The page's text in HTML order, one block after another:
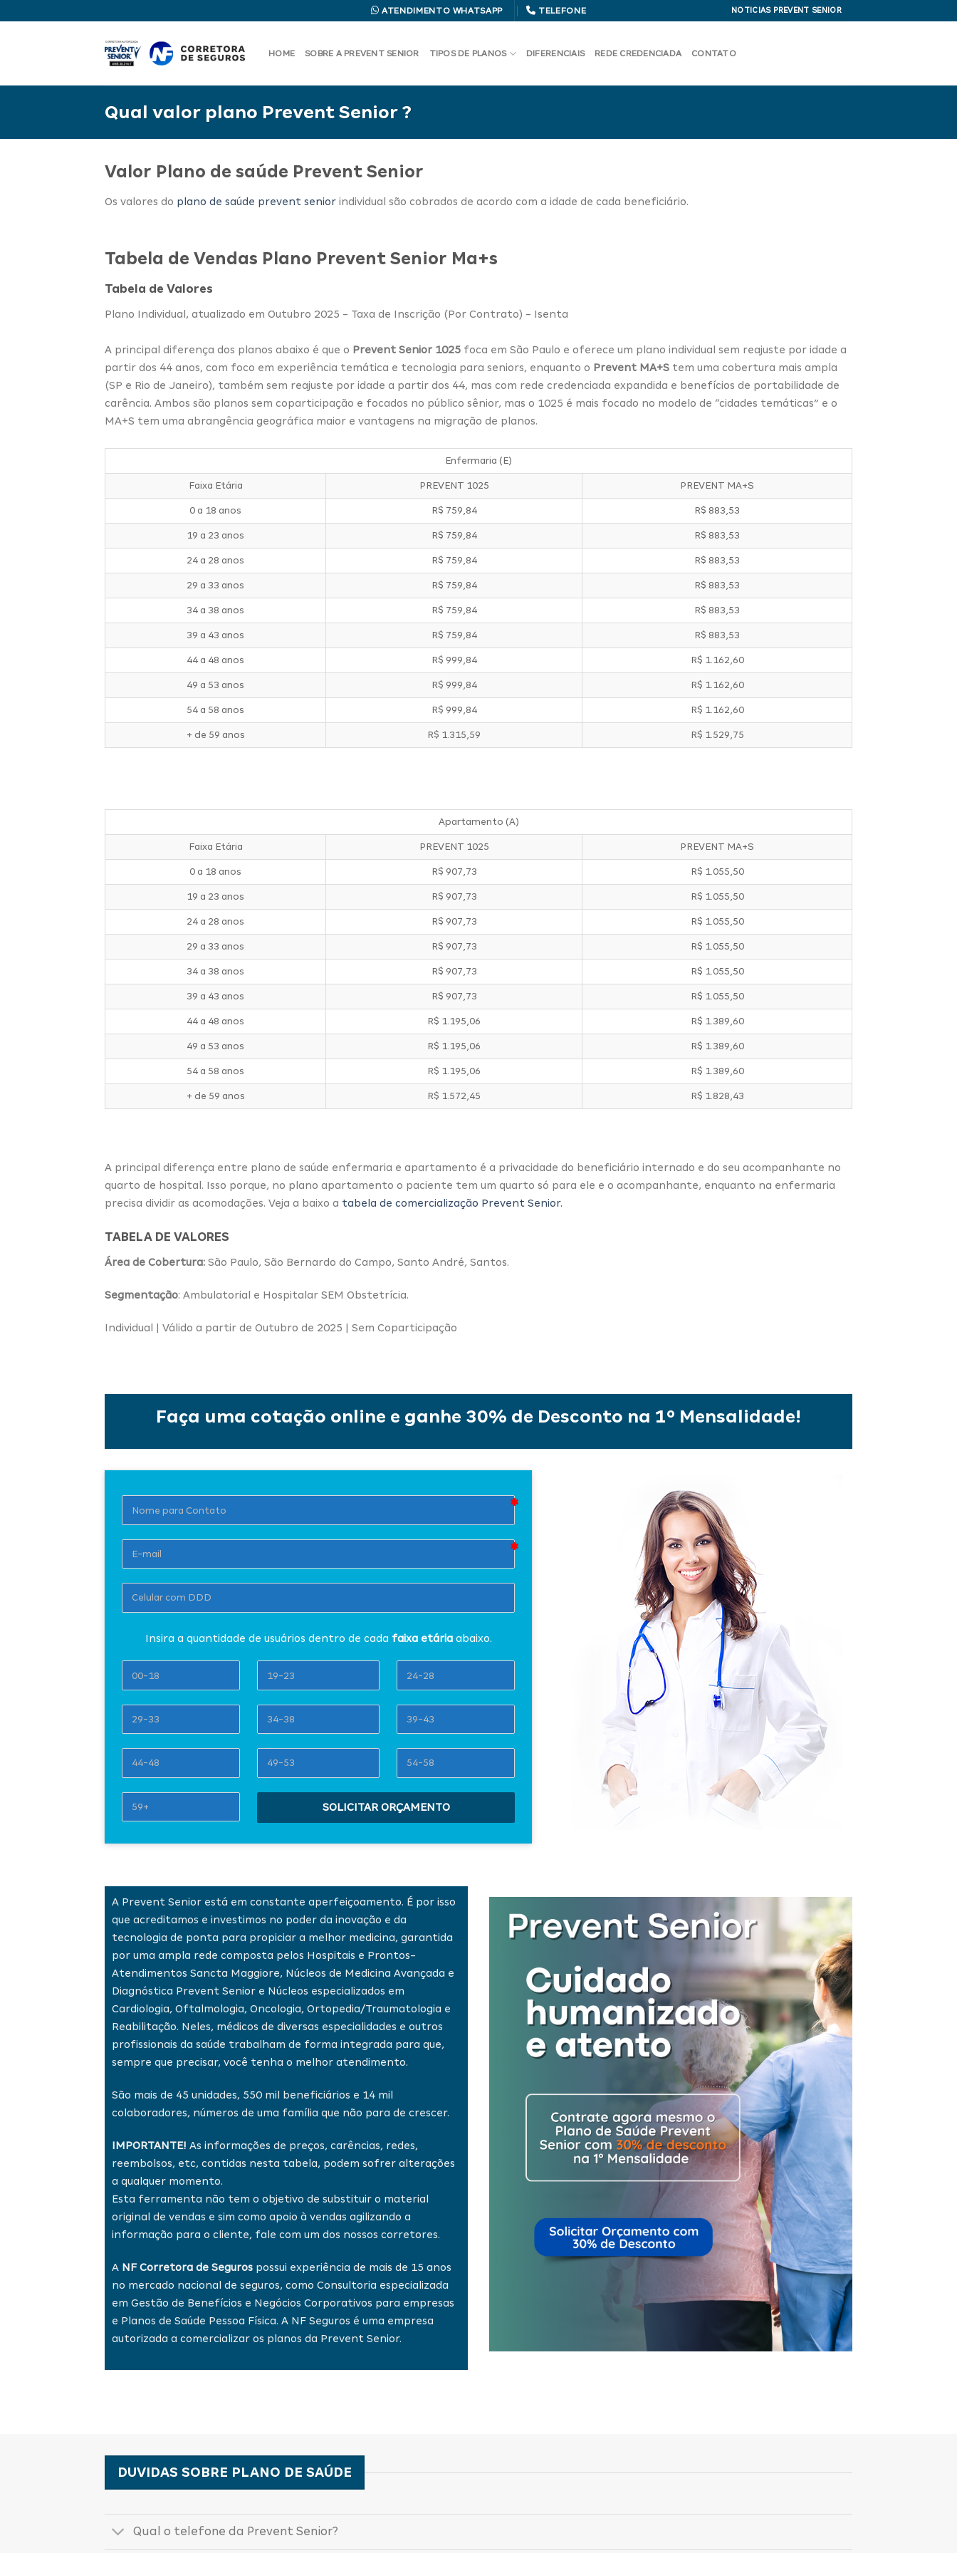
ATENDIMENTO WHATSAPP TELEFONE NOTICIAS PREVENT SENIOR
HOME SOBRE A PREVENT SENIOR TIPOS DE PLANOS DIFERENCIAIS REDE CREDENCIADA CONTATO
Qual valor plano Prevent Senior ?
Valor Plano de saúde Prevent Senior
Os valores do plano de saúde prevent senior individual são cobrados de acordo com a idade de cada beneficiário.
Tabela de Vendas Plano Prevent Senior Ma+s
Tabela de Valores
Plano Individual, atualizado em Outubro 2025 - Taxa de Inscrição (Por Contrato) - Isenta
A principal diferença dos planos abaixo é que o Prevent Senior 1025 foca em São Paulo e oferece um plano individual sem reajuste por idade a
partir dos 44 anos, com foco em experiência temática e tecnologia para seniors, enquanto o Prevent MA+S tem uma cobertura mais ampla
(SP e Rio de Janeiro), também sem reajuste por idade a partir dos 44, mas com rede credenciada expandida e benefícios de portabilidade de
carência. Ambos são planos sem coparticipação e focados no público sênior, mas o 1025 é mais focado no modelo de “cidades temáticas” e o
MA+S tem uma abrangência geográfica maior e vantagens na migração de planos.
Enfermaria (E)
Faixa Etária PREVENT 1025 PREVENT MA+S
0 a 18 anos R$ 759,84 R$ 883,53
19 a 23 anos R$ 759,84 R$ 883,53
24 a 28 anos R$ 759,84 R$ 883,53
29 a 33 anos R$ 759,84 R$ 883,53
34 a 38 anos R$ 759,84 R$ 883,53
39 a 43 anos R$ 759,84 R$ 883,53
44 a 48 anos R$ 999,84 R$ 1.162,60
49 a 53 anos R$ 999,84 R$ 1.162,60
54 a 58 anos R$ 999,84 R$ 1.162,60
+ de 59 anos R$ 1.315,59 R$ 1.529,75
Apartamento (A)
Faixa Etária PREVENT 1025 PREVENT MA+S
0 a 18 anos R$ 907,73 R$ 1.055,50
19 a 23 anos R$ 907,73 R$ 1.055,50
24 a 28 anos R$ 907,73 R$ 1.055,50
29 a 33 anos R$ 907,73 R$ 1.055,50
34 a 38 anos R$ 907,73 R$ 1.055,50
39 a 43 anos R$ 907,73 R$ 1.055,50
44 a 48 anos R$ 1.195,06 R$ 1.389,60
49 a 53 anos R$ 1.195,06 R$ 1.389,60
54 a 58 anos R$ 1.195,06 R$ 1.389,60
+ de 59 anos R$ 1.572,45 R$ 1.828,43
A principal diferença entre plano de saúde enfermaria e apartamento é a privacidade do beneficiário internado e do seu acompanhante no
quarto de hospital . Isso porque, no plano apartamento o paciente tem um quarto só para ele e o acompanhante, enquanto na enfermaria
precisa dividir as acomodações. Veja a baixo a tabela de comercialização Prevent Senior.
TABELA DE VALORES
Área de Cobertura: São Paulo, São Bernardo do Campo, Santo André, Santos.
Segmentação: Ambulatorial e Hospitalar SEM Obstetrícia.
Individual | Válido a partir de Outubro de 2025 | Sem Coparticipação
Faça uma cotação online e ganhe 30% de Desconto na 1º Mensalidade!
Insira a quantidade de usuários dentro de cada faixa etária abaixo.
SOLICITAR ORÇAMENTO
A Prevent Senior está em constante aperfeiçoamento. É por isso
que acreditamos e investimos no poder da inovação e da
tecnologia de ponta para propiciar a melhor medicina, garantida
por uma ampla rede composta pelos Hospitais e Prontos-
Atendimentos Sancta Maggiore, Núcleos de Medicina Avançada e
Diagnóstica Prevent Senior e Núcleos especializados em
Cardiologia, Oftalmologia, Oncologia, Ortopedia/Traumatologia e
Reabilitação. Neles, médicos de diversas especialidades e outros
profissionais da saúde trabalham de forma integrada para que,
sempre que precisar, você tenha o melhor atendimento.
São mais de 45 unidades, 550 mil beneficiários e 14 mil
colaboradores, números de uma família que não para de crescer.
IMPORTANTE! As informações de preços, carências, redes,
reembolsos, etc, contidas nesta tabela, podem sofrer alterações
a qualquer momento.
Esta ferramenta não tem o objetivo de substituir o material
original de vendas e sim como apoio à vendas agilizando a
informação para o cliente, fale com um dos nossos corretores.
A NF Corretora de Seguros possui experiência de mais de 15 anos
no mercado nacional de seguros, como Consultoria especializada
em Gestão de Benefícios e Negócios Corporativos para empresas
e Planos de Saúde Pessoa Física. A NF Seguros é uma empresa
autorizada a comercializar os planos da Prevent Senior.
DUVIDAS SOBRE PLANO DE SAÚDE
Qual o telefone da Prevent Senior?